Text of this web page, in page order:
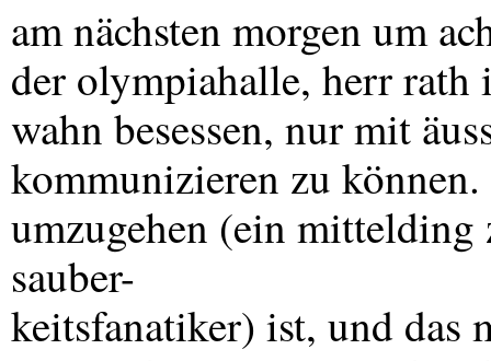
am nächsten morgen um
der olympiahalle, herr rath
wahn besessen, nur mit
kommunizieren zu
umzugehen (ein mittelding
sauber-
keitsfanatiker) ist, und das